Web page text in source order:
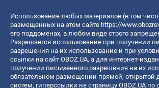
Использование любых материалов (в том
размещенных на этом сайте https://
его поддоменах, в любом виде строго
Разрешается использование при получении
разрешения на их использование и при
ссылки на сайт OBOZ.UA, а для интернет-
получении письменного разрешения на их
обязательном размещении прямой, открытой
систем, гиперссылки на страницу OBOZ.UA по